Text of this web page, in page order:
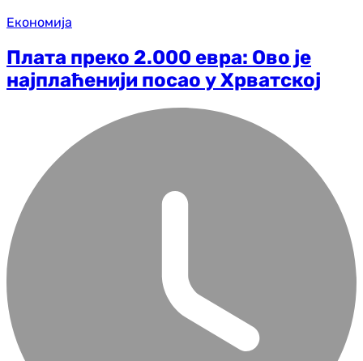
Економија
Плата преко 2.000 евра: Ово је
најплаћенији посао у Хрватској